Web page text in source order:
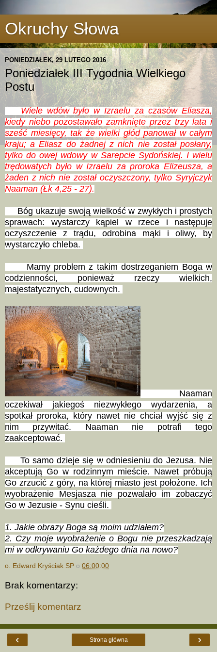
Okruchy Słowa
PONIEDZIAŁEK, 29 LUTEGO 2016
Poniedziałek III Tygodnia Wielkiego
Postu
Wiele wdów było w Izraelu za czasów Eliasza,
kiedy niebo pozostawało zamknięte przez trzy lata i
sześć miesięcy, tak że wielki głód panował w całym
kraju; a Eliasz do żadnej z nich nie został posłany,
tylko do owej wdowy w Sarepcie Sydońskiej. I wielu
trędowatych było w Izraelu za proroka Elizeusza, a
żaden z nich nie został oczyszczony, tylko Syryjczyk
Naaman (Łk 4,25 - 27).
Bóg ukazuje swoją wielkość w zwykłych i prostych
sprawach: wystarczy kąpiel w rzece i następuje
oczyszczenie z trądu, odrobina mąki i oliwy, by
wystarczyło chleba.
Mamy problem z takim dostrzeganiem Boga w
codzienności, ponieważ rzeczy wielkich,
majestatycznych, cudownych.
Naaman
oczekiwał jakiegoś niezwykłego wydarzenia, a
spotkał proroka, który nawet nie chciał wyjść się z
nim przywitać. Naaman nie potrafi tego
zaakceptować.
To samo dzieje się w odniesieniu do Jezusa. Nie
akceptują Go w rodzinnym mieście. Nawet próbują
Go zrzucić z góry, na której miasto jest położone. Ich
wyobrażenie Mesjasza nie pozwalało im zobaczyć
Go w Jezusie - Synu cieśli.
1. Jakie obrazy Boga są moim udziałem?
2. Czy moje wyobrażenie o Bogu nie przeszkadzają
mi w odkrywaniu Go każdego dnia na nowo?
o. Edward Kryściak SP o 06:00:00
Brak komentarzy:
Prześlij komentarz
‹ ›
Strona główna